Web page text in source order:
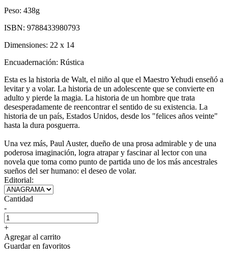
Peso: 438g
ISBN: 9788433980793
Dimensiones: 22 x 14
Encuadernación: Rústica
Esta es la historia de Walt, el niño al que el Maestro Yehudi enseñó a
levitar y a volar. La historia de un adolescente que se convierte en
adulto y pierde la magia. La historia de un hombre que trata
desesperadamente de reencontrar el sentido de su existencia. La
historia de un país, Estados Unidos, desde los "felices años veinte"
hasta la dura posguerra.
Una vez más, Paul Auster, dueño de una prosa admirable y de una
poderosa imaginación, logra atrapar y fascinar al lector con una
novela que toma como punto de partida uno de los más ancestrales
sueños del ser humano: el deseo de volar.
Editorial:
Cantidad
-
+
Agregar al carrito
Guardar en favoritos